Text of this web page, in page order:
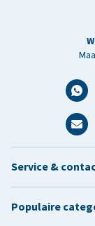
Service &
Populaire